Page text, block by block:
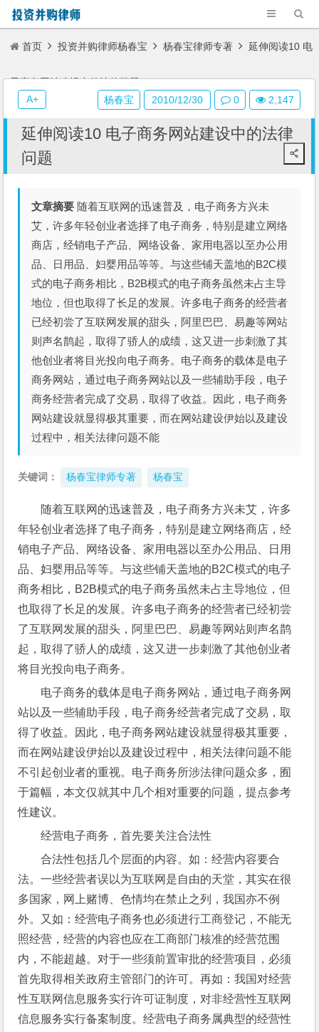
首页 投资并购律师杨春宝 杨春宝律师专著 延伸阅读10 电
子商务网站建设中的法律问题
延伸阅读10 电子商务网站建设中的法律
问题
文章摘要 随着互联网的迅速普及，电子商务方兴未
艾，许多年轻创业者选择了电子商务，特别是建立网络
商店，经销电子产品、网络设备、家用电器以至办公用
品、日用品、妇婴用品等等。与这些铺天盖地的B2C模
式的电子商务相比，B2B模式的电子商务虽然未占主导
地位，但也取得了长足的发展。许多电子商务的经营者
已经初尝了互联网发展的甜头，阿里巴巴、易趣等网站
则声名鹊起，取得了骄人的成绩，这又进一步刺激了其
他创业者将目光投向电子商务。电子商务的载体是电子
商务网站，通过电子商务网站以及一些辅助手段，电子
商务经营者完成了交易，取得了收益。因此，电子商务
网站建设就显得极其重要，而在网站建设伊始以及建设
过程中，相关法律问题不能
关键词： 杨春宝律师专著 杨春宝
随着互联网的迅速普及，电子商务方兴未艾，许多
年轻创业者选择了电子商务，特别是建立网络商店，经
销电子产品、网络设备、家用电器以至办公用品、日用
品、妇婴用品等等。与这些铺天盖地的B2C模式的电子
商务相比，B2B模式的电子商务虽然未占主导地位，但
也取得了长足的发展。许多电子商务的经营者已经初尝
了互联网发展的甜头，阿里巴巴、易趣等网站则声名鹊
起，取得了骄人的成绩，这又进一步刺激了其他创业者
将目光投向电子商务。
电子商务的载体是电子商务网站，通过电子商务网
站以及一些辅助手段，电子商务经营者完成了交易，取
得了收益。因此，电子商务网站建设就显得极其重要，
而在网站建设伊始以及建设过程中，相关法律问题不能
不引起创业者的重视。电子商务所涉法律问题众多，囿
于篇幅，本文仅就其中几个相对重要的问题，提点参考
性建议。
经营电子商务，首先要关注合法性
合法性包括几个层面的内容。如：经营内容要合
法。一些经营者误以为互联网是自由的天堂，其实在很
多国家，网上赌博、色情均在禁止之列，我国亦不例
外。又如：经营电子商务也必须进行工商登记，不能无
照经营，经营的内容也应在工商部门核准的经营范围
内，不能超越。对于一些须前置审批的经营项目，必须
首先取得相关政府主管部门的许可。再如：我国对经营
性互联网信息服务实行许可证制度，对非经营性互联网
信息服务实行备案制度。经营电子商务属典型的经营性
杨春宝 2010/12/30 0 2,147
A+